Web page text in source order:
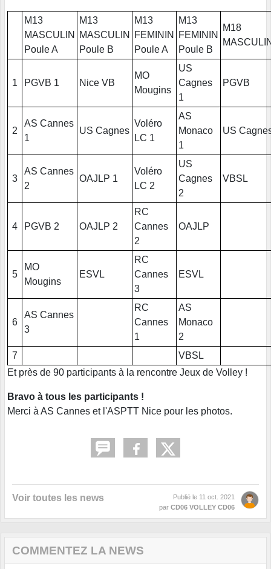
M13
MASCULIN
Poule A
M13
MASCULIN
Poule B
M13
FEMININ
Poule A
M13
FEMININ
Poule B
M18
1 PGVB 1 Nice VB
MO
Mougins
US
Cagnes
1
PGVB
2
AS Cannes
1
US Cagnes
Voléro
LC 1
AS
Monaco
1
US
3
AS Cannes
2
OAJLP 1
Voléro
LC 2
US
Cagnes
2
VBSL
4 PGVB 2 OAJLP 2
RC
Cannes
2
OAJLP
5
MO
Mougins
ESVL
RC
Cannes
3
ESVL
6
AS Cannes
3
RC
Cannes
1
AS
Monaco
2
7
VBSL
Et près de 90 participants à la rencontre Jeux de Volley !
Bravo à tous les participants !
Merci à AS Cannes et l'ASPTT Nice pour les photos.
Voir toutes les news Publié le 11 oct. 2021
par CD06 VOLLEY CD06
COMMENTEZ LA NEWS